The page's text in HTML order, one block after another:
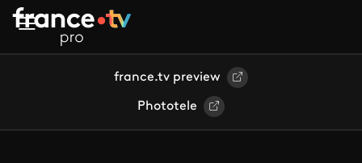
Aller au contenu principal
france.tv preview
Phototele